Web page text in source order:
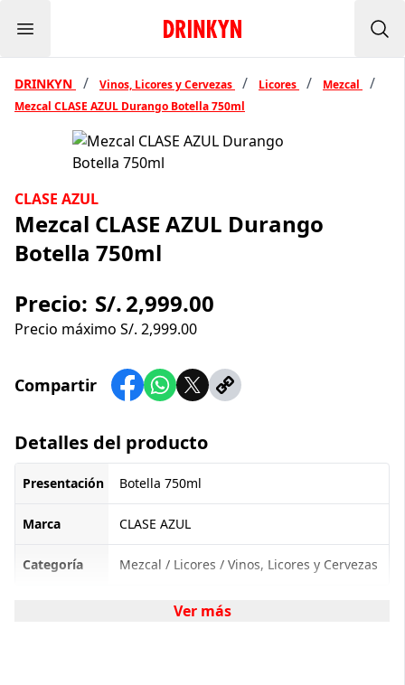
Menu Inicio Drinkyn
DRINKYN / Vinos, Licores y Cervezas / Licores / Mezcal /
Mezcal CLASE AZUL Durango Botella 750ml
CLASE AZUL
Mezcal CLASE AZUL Durango
Botella 750ml
Precio: S/.2,999.00
Precio máximo S/. 2,999.00
Compartir
Detalles del producto
Presentación Botella 750ml
Marca CLASE AZUL
Categoría Mezcal / Licores / Vinos, Licores y Cervezas
Ver más